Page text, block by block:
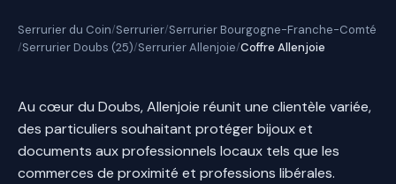
Serrurier du Coin/Serrurier/Serrurier Bourgogne-Franche-Comté
/Serrurier Doubs (25)/Serrurier Allenjoie/Coffre Allenjoie
Au cœur du Doubs, Allenjoie réunit une clientèle variée,
des particuliers souhaitant protéger bijoux et
documents aux professionnels locaux tels que les
commerces de proximité et professions libérales.